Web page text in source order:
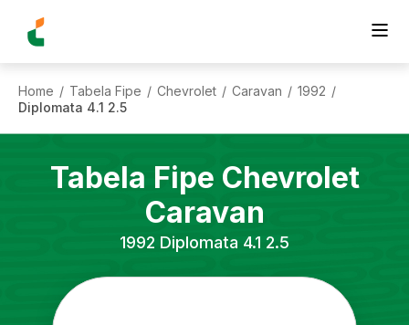
Home / Tabela Fipe / Chevrolet / Caravan / 1992 /
Diplomata 4.1 2.5
Tabela Fipe Chevrolet
Caravan
1992 Diplomata 4.1 2.5